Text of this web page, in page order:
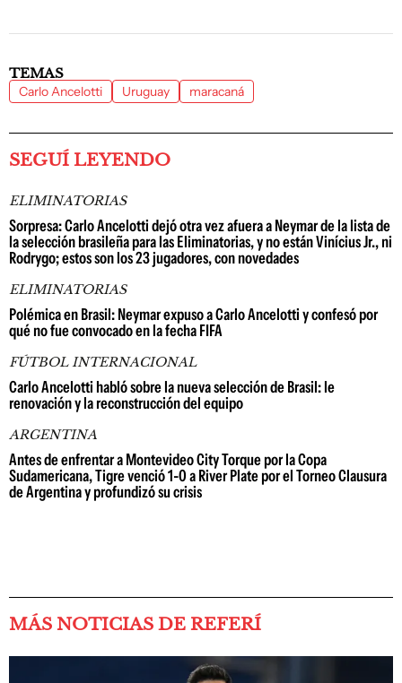
TEMAS
Carlo Ancelotti Uruguay maracaná
SEGUÍ LEYENDO
ELIMINATORIAS
Sorpresa: Carlo Ancelotti dejó otra vez afuera a Neymar de la lista de
la selección brasileña para las Eliminatorias, y no están Vinícius Jr., ni
Rodrygo; estos son los 23 jugadores, con novedades
ELIMINATORIAS
Polémica en Brasil: Neymar expuso a Carlo Ancelotti y confesó por
qué no fue convocado en la fecha FIFA
FÚTBOL INTERNACIONAL
Carlo Ancelotti habló sobre la nueva selección de Brasil: le
renovación y la reconstrucción del equipo
ARGENTINA
Antes de enfrentar a Montevideo City Torque por la Copa
Sudamericana, Tigre venció 1-0 a River Plate por el Torneo Clausura
de Argentina y profundizó su crisis
MÁS NOTICIAS DE REFERÍ